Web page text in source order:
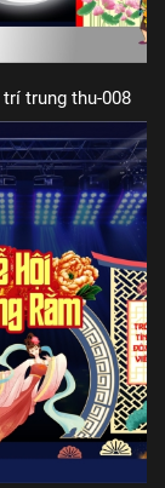
trí trung thu-008